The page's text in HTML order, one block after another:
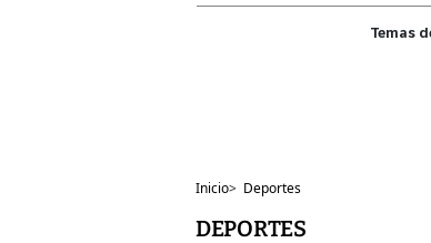
Inicio> Deportes
DEPORTES